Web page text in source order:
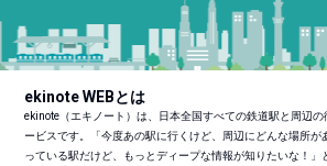
ekinote WEBとは
ekinote（エキノート）は、日本全国すべての鉄道駅と周辺
ービスです。「今度あの駅に行くけど、周辺にどんな場所が
っている駅だけど、もっとディープな情報が知りたいな！」